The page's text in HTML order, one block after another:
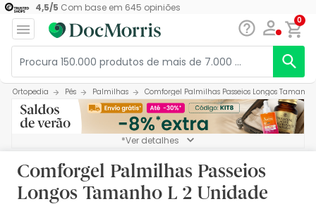
4,5/5 Com base em 645 opiniões
0
Ortopedia Pés Palmilhas Comforgel Palmilhas Passeios Longos
*Ver detalhes
Comforgel Palmilhas Passeios
Longos Tamanho L 2 Unidade